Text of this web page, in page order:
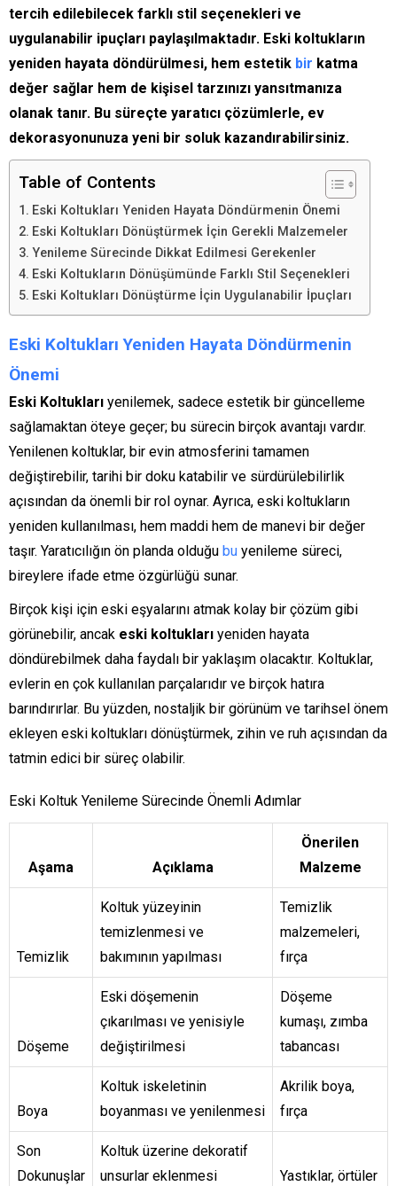
tercih edilebilecek farklı stil seçenekleri ve
uygulanabilir ipuçları paylaşılmaktadır. Eski koltukların
yeniden hayata döndürülmesi, hem estetik bir katma
değer sağlar hem de kişisel tarzınızı yansıtmanıza
olanak tanır. Bu süreçte yaratıcı çözümlerle, ev
dekorasyonunuza yeni bir soluk kazandırabilirsiniz.
Table of Contents
Eski Koltukları Yeniden Hayata Döndürmenin Önemi
Eski Koltukları Dönüştürmek İçin Gerekli Malzemeler
Yenileme Sürecinde Dikkat Edilmesi Gerekenler
Eski Koltukların Dönüşümünde Farklı Stil Seçenekleri
Eski Koltukları Dönüştürme İçin Uygulanabilir İpuçları
Eski Koltukları Yeniden Hayata Döndürmenin
Önemi
Eski Koltukları yenilemek, sadece estetik bir güncelleme
sağlamaktan öteye geçer; bu sürecin birçok avantajı vardır.
Yenilenen koltuklar, bir evin atmosferini tamamen
değiştirebilir, tarihi bir doku katabilir ve sürdürülebilirlik
açısından da önemli bir rol oynar. Ayrıca, eski koltukların
yeniden kullanılması, hem maddi hem de manevi bir değer
taşır. Yaratıcılığın ön planda olduğu bu yenileme süreci,
bireylere ifade etme özgürlüğü sunar.
Birçok kişi için eski eşyalarını atmak kolay bir çözüm gibi
görünebilir, ancak eski koltukları yeniden hayata
döndürebilmek daha faydalı bir yaklaşım olacaktır. Koltuklar,
evlerin en çok kullanılan parçalarıdır ve birçok hatıra
barındırırlar. Bu yüzden, nostaljik bir görünüm ve tarihsel önem
ekleyen eski koltukları dönüştürmek, zihin ve ruh açısından da
tatmin edici bir süreç olabilir.
Eski Koltuk Yenileme Sürecinde Önemli Adımlar
Aşama Açıklama
Önerilen
Malzeme
Temizlik
Koltuk yüzeyinin
temizlenmesi ve
bakımının yapılması
Temizlik
malzemeleri,
fırça
Döşeme
Eski döşemenin
çıkarılması ve yenisiyle
değiştirilmesi
Döşeme
kumaşı, zımba
tabancası
Boya
Koltuk iskeletinin
boyanması ve yenilenmesi
Akrilik boya,
fırça
Son
Dokunuşlar
Koltuk üzerine dekoratif
unsurlar eklenmesi
Yastıklar, örtüler